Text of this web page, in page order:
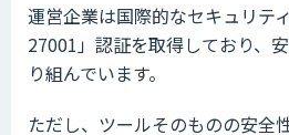
運営企業は国際的なセキュリテ
27001」認証を取得しており、
り組んでいます。
ただし、ツールそのものの安全